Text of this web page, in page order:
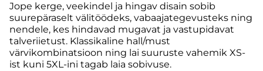
Jope kerge, veekindel ja hingav disain sobib
suurepäraselt välitöödeks, vabaajategevusteks ning
nendele, kes hindavad mugavat ja vastupidavat
talveriietust. Klassikaline hall/must
värvikombinatsioon ning lai suuruste vahemik XS-
ist kuni 5XL-ini tagab laia sobivuse.